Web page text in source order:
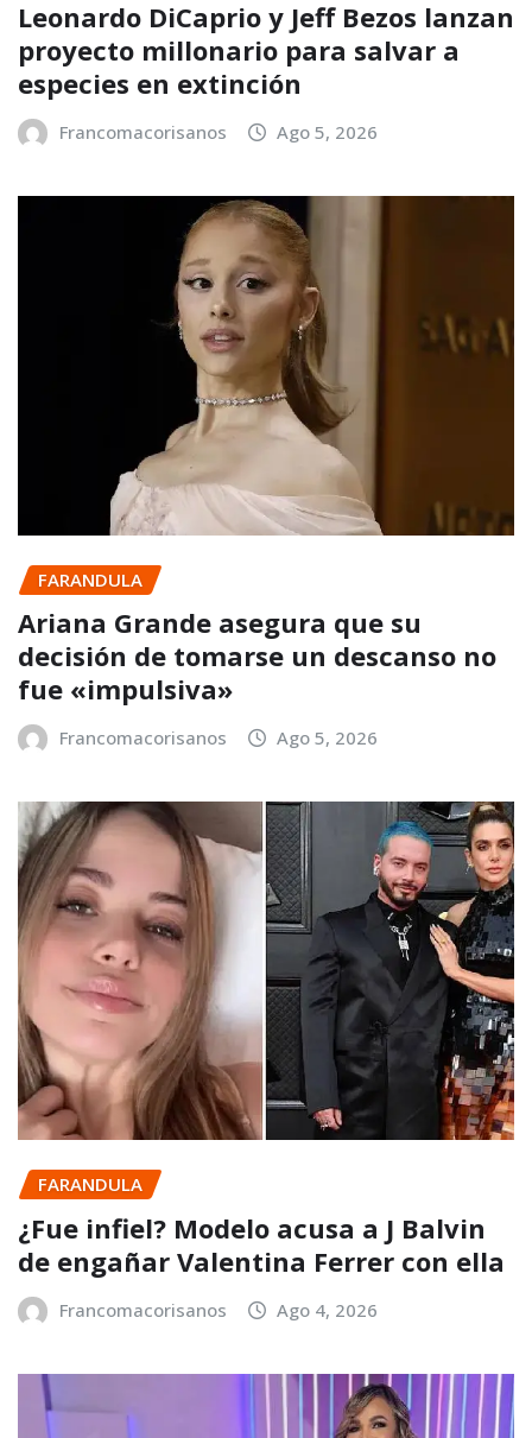
Leonardo DiCaprio y Jeff Bezos lanzan
proyecto millonario para salvar a
especies en extinción
Francomacorisanos Ago 5, 2026
FARANDULA
Ariana Grande asegura que su
decisión de tomarse un descanso no
fue «impulsiva»
Francomacorisanos Ago 5, 2026
FARANDULA
¿Fue infiel? Modelo acusa a J Balvin
de engañar Valentina Ferrer con ella
Francomacorisanos Ago 4, 2026